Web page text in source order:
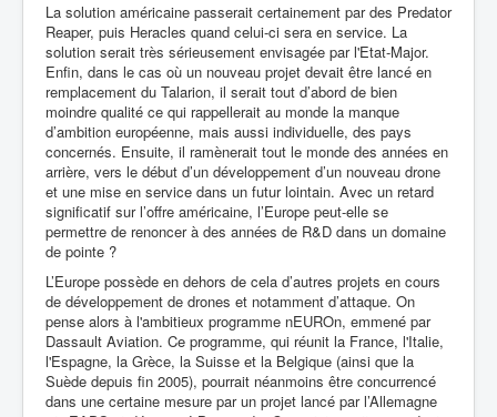
La solution américaine passerait certainement par des Predator
Reaper, puis Heracles quand celui-ci sera en service. La
solution serait très sérieusement envisagée par l'Etat-Major.
Enfin, dans le cas où un nouveau projet devait être lancé en
remplacement du Talarion, il serait tout d’abord de bien
moindre qualité ce qui rappellerait au monde la manque
d’ambition européenne, mais aussi individuelle, des pays
concernés. Ensuite, il ramènerait tout le monde des années en
arrière, vers le début d’un développement d’un nouveau drone
et une mise en service dans un futur lointain. Avec un retard
significatif sur l’offre américaine, l’Europe peut-elle se
permettre de renoncer à des années de R&D dans un domaine
de pointe ?
L’Europe possède en dehors de cela d’autres projets en cours
de développement de drones et notamment d’attaque. On
pense alors à l'ambitieux programme nEUROn, emmené par
Dassault Aviation. Ce programme, qui réunit la France, l'Italie,
l'Espagne, la Grèce, la Suisse et la Belgique (ainsi que la
Suède depuis fin 2005), pourrait néanmoins être concurrencé
dans une certaine mesure par un projet lancé par l’Allemagne